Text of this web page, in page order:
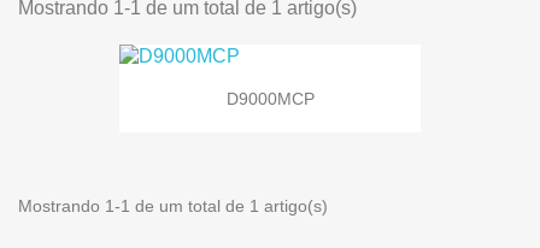
Mostrando 1-1 de um total de 1 artigo(s)
D9000MCP
Mostrando 1-1 de um total de 1 artigo(s)